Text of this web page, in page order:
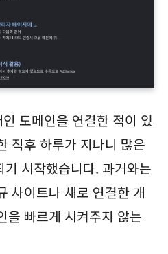
도메인을 연결한 적이 있
직후 하루가 지나니 많은
시작했습니다. 과거와는
사이트나 새로 연결한 개
을 빠르게 시켜주지 않는